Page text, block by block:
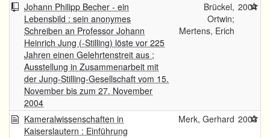
Johann Philipp Becher - ein
Lebensbild : sein anonymes
Schreiben an Professor Johann
Heinrich Jung (-Stilling) löste vor 225
Jahren einen Gelehrtenstreit aus ;
Ausstellung in Zusammenarbeit mit
der Jung-Stilling-Gesellschaft vom 15.
November bis zum 27. November
2004
Brückel,
Ortwin;
Mertens, Erich
2004
Kameralwissenschaften in
Kaiserslautern : Einführung
Merk, Gerhard 2003